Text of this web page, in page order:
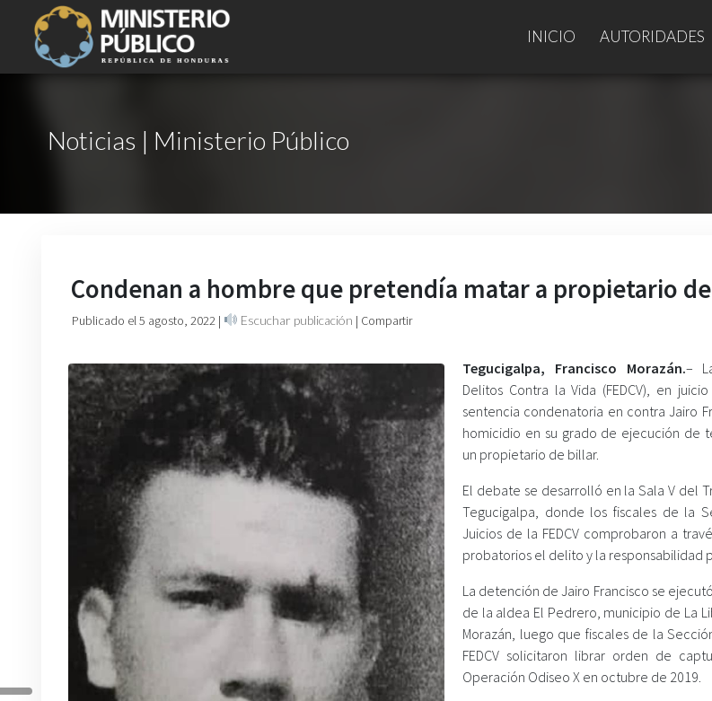
INICIO AUTORIDADES
Noticias | Ministerio Público
Condenan a hombre que pretendía matar a propietario
Publicado el 5 agosto, 2022 | Escuchar publicación | Compartir
Tegucigalpa, Francisco Morazán.–
Delitos Contra la Vida (FEDCV), en
sentencia condenatoria en contra Jairo
homicidio en su grado de ejecución de
un propietario de billar.
El debate se desarrolló en la Sala V del
Tegucigalpa, donde los fiscales de la
Juicios de la FEDCV comprobaron a
probatorios el delito y la responsabilidad
La detención de Jairo Francisco se
de la aldea El Pedrero, municipio de La
Morazán, luego que fiscales de la
FEDCV solicitaron librar orden de
Operación Odiseo X en octubre de 2019.